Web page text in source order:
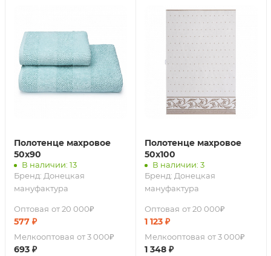
Полотенце махровое
50х90
В наличии: 13
Бренд: Донецкая
мануфактура
Оптовая от 20 000₽
577 ₽
Мелкооптовая от 3 000₽
693 ₽
Полотенце махровое
50х100
В наличии: 3
Бренд: Донецкая
мануфактура
Оптовая от 20 000₽
1 123 ₽
Мелкооптовая от 3 000₽
1 348 ₽